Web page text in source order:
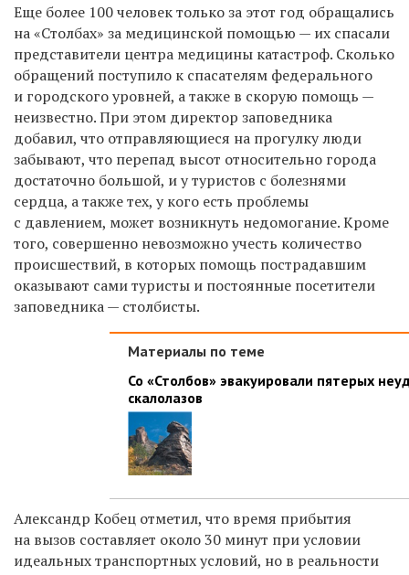
Еще более 100 человек только за этот год обращались
на «Столбах» за медицинской помощью — их спасали
представители центра медицины катастроф. Сколько
обращений поступило к спасателям федерального
и городского уровней, а также в скорую помощь —
неизвестно. При этом директор заповедника
добавил, что отправляющиеся на прогулку люди
забывают, что перепад высот относительно города
достаточно большой, и у туристов с болезнями
сердца, а также тех, у кого есть проблемы
с давлением, может возникнуть недомогание. Кроме
того, совершенно невозможно учесть количество
происшествий, в которых помощь пострадавшим
оказывают сами туристы и постоянные посетители
заповедника — столбисты.
Материалы по теме
Со «Столбов» эвакуировали пятерых
скалолазов
Александр Кобец отметил, что время прибытия
на вызов составляет около 30 минут при условии
идеальных транспортных условий, но в реальности